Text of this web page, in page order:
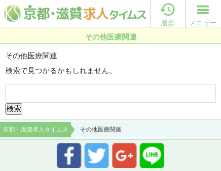

履歴 メニュー
その他医療関連
その他医療関連
検索で見つかるかもしれません。
索:
京都・滋賀求人タイムス その他医療関連